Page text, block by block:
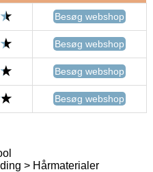
Besøg webshop
Besøg webshop
Besøg webshop
Besøg webshop
> Hårmaterialer